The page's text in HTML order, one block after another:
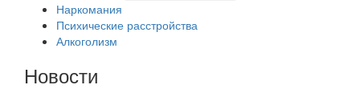
Наркомания
Психические расстройства
Алкоголизм
Новости